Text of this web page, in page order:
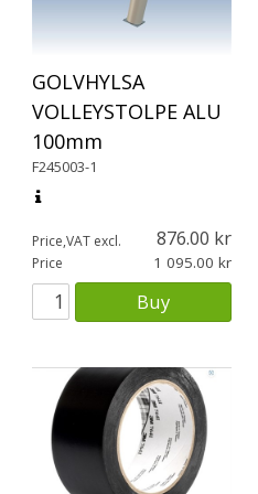
GOLVHYLSA
VOLLEYSTOLPE ALU
100mm
F245003-1
Price,VAT excl. 876.00
Price 1 095.00
Buy